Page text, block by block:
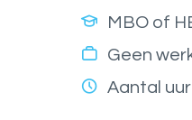
MBO of
Geen
Aantal